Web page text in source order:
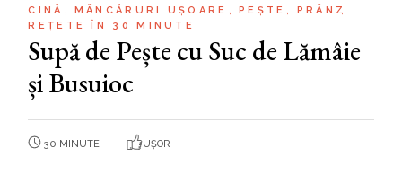
CINĂ MÂNCĂRURI UȘOARE PEȘTE
PRÂNZ
REȚETE ÎN 30 MINUTE
Supă de Pește cu Suc de Lămâie
și Busuioc
30 MINUTE UȘOR